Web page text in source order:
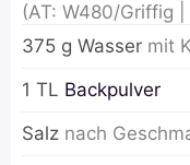
(AT: W480/Griffig
375 g Wasser mit
1 TL Backpulver
Salz nach